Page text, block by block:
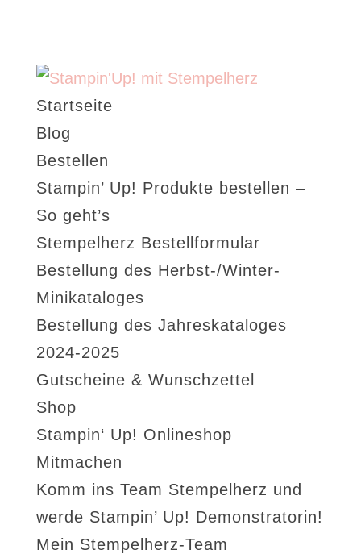
Startseite
Blog
Bestellen
Stampin’ Up! Produkte bestellen –
So geht’s
Stempelherz Bestellformular
Bestellung des Herbst-/Winter-
Minikataloges
Bestellung des Jahreskataloges
2024-2025
Gutscheine & Wunschzettel
Shop
Stampin‘ Up! Onlineshop
Mitmachen
Komm ins Team Stempelherz und
werde Stampin’ Up! Demonstratorin!
Mein Stempelherz-Team